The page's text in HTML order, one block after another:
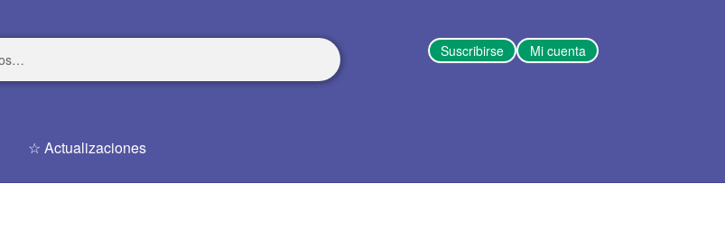
Suscribirse Mi cuenta
☆ Actualizaciones